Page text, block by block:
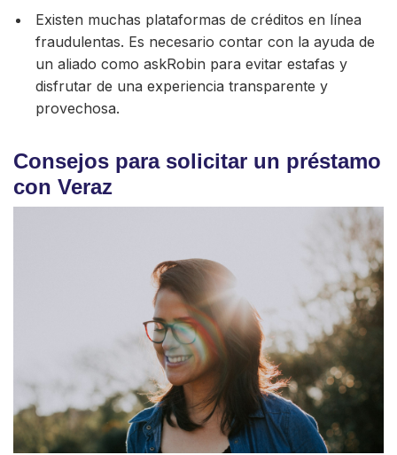
Existen muchas plataformas de créditos en línea
fraudulentas. Es necesario contar con la ayuda de
un aliado como askRobin para evitar estafas y
disfrutar de una experiencia transparente y
provechosa.
Consejos para solicitar un préstamo
con Veraz